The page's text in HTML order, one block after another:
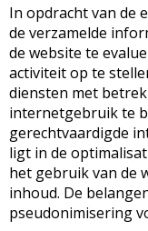
In opdracht van de
de verzamelde
de website te
activiteit op te
diensten met
internetgebruik te
gerechtvaardigde
ligt in de
het gebruik van de
inhoud. De
pseudonimisering